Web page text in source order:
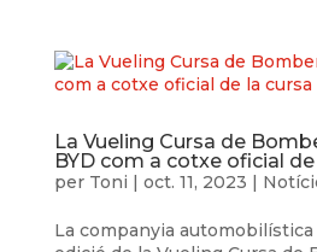
La Vueling Cursa de
BYD com a cotxe oficial
per Toni | oct. 11, 2023 |
La companyia automobilística